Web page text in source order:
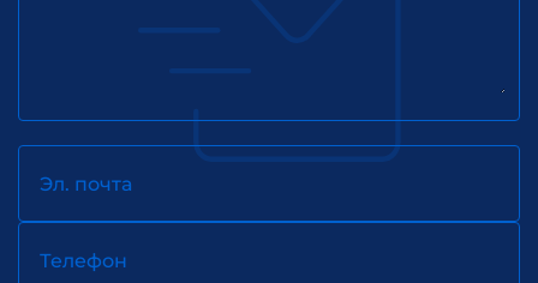
Эл. почта
Телефон